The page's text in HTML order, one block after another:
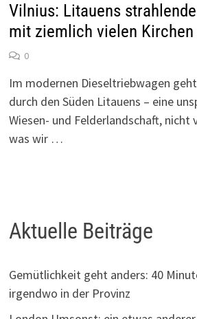
Vilnius: Litauens
mit ziemlich vielen Kirchen
0
Im modernen Dieseltriebwagen
durch den Süden Litauens – eine
Wiesen- und Felderlandschaft, nicht
was wir …
Aktuelle Beiträge
Gemütlichkeit geht anders: 40
irgendwo in der Provinz